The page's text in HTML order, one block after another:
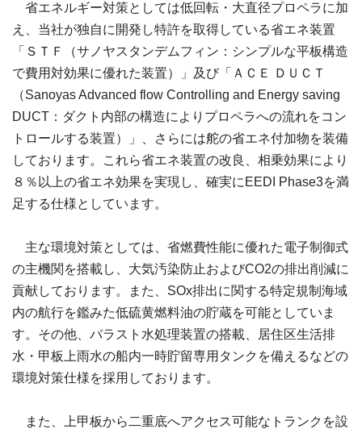
省エネルギー対策としては低回転・大直径プロペラに加
え、当社が独自に開発し特許を取得している省エネ装置
「ＳＴＦ（サノヤスタンデムフィン：シンプルな平板構造
で費用対効果に優れた装置）」及び「ＡＣＥ ＤＵＣＴ
（Sanoyas Advanced flow Controlling and Energy saving
DUCT：ダクト内部の構造によりプロペラへの流れをコン
トロールする装置）」、さらには舵の省エネ付加物を装備
しております。これら省エネ装置の改良、相乗効果により
８％以上の省エネ効果を実現し、確実にEEDI Phase3を満
足する仕様としています。
主な環境対策としては、省燃費性能に優れた電子制御式
の主機関を搭載し、大気汚染防止およびCO2の排出削減に
貢献しております。また、SOx排出に関する特定規制海域
内の航行を鑑みた低硫黄燃料油の貯蔵を可能としていま
す。その他、バラスト水処理装置の搭載、居住区生活排
水・甲板上雨水の船内一時貯留専用タンクを備えるなどの
環境対策仕様を採用しております。
また、上甲板から二重底へアクセス可能なトランクを設